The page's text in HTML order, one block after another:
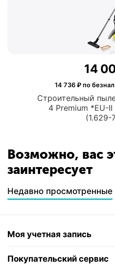
Строительный
4 Premium *EU-
(1.629-
14
14 736 ₽ по
Возможно, вас
заинтересует
Недавно просмотренные
Моя учетная запись
Покупательский сервис